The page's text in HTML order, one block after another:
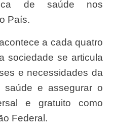
de saúde nos
País.
sociedade se articula
e necessidades da
e assegurar o
e gratuito como
Federal.